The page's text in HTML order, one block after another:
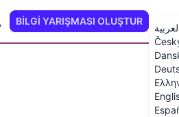
BILGI YARIŞMASI OLUŞTUR